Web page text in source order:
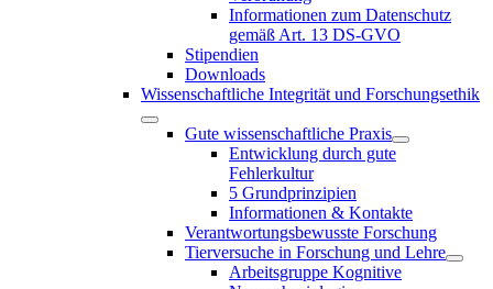
Informationen zum Datenschutz
gemäß Art. 13 DS-GVO
Stipendien
Downloads
Wissenschaftliche Integrität und Forschungsethik
Gute wissenschaftliche Praxis
Entwicklung durch gute
Fehlerkultur
5 Grundprinzipien
Informationen & Kontakte
Verantwortungsbewusste Forschung
Tierversuche in Forschung und Lehre
Arbeitsgruppe Kognitive